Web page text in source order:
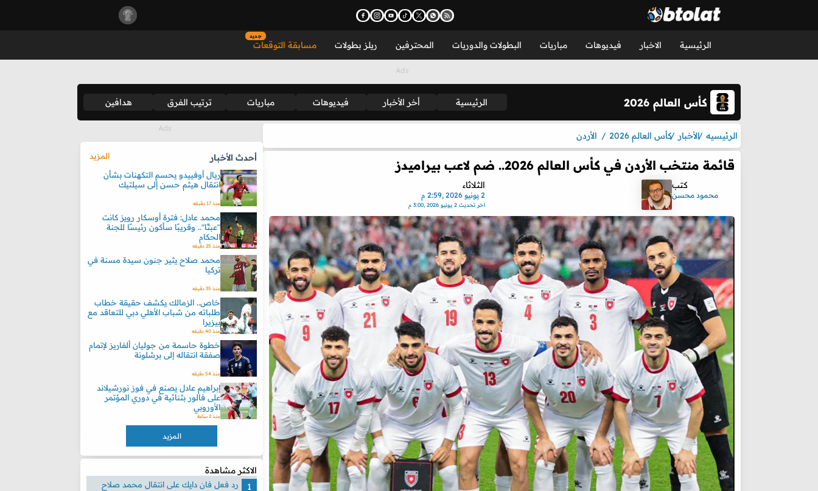
الرئيسية الاخبار فيديوهات مباريات البطولات والدوريات المحترفين ريلز بطولات مسابقة التوقعات
جديد
كأس العالم 2026 الرئيسية أخر الأخبار فيديوهات مباريات ترتيب الفرق هدافين
الرئيسيه الأخبار كأس العالم 2026 الأردن
قائمة منتخب الأردن في كأس العالم 2026.. ضم لاعب بيراميدز
كتب
محمود محسن
الثلاثاء
2 يونيو 2026 ,2:59 م
اخر تحديث 2 يونيو 2026 ,3:00 م
أحدث الأخبار
المزيد
ريال أوفييدو يحسم التكهنات بشأن
انتقال هيثم حسن إلى سيلتيك
منذ 17 دقيقه
محمد عادل: فترة أوسكار رويز كانت
"عبثًا".. وقريبًا سأكون رئيسًا للجنة
الحكام
منذ 25 دقيقه
محمد صلاح يثير جنون سيدة مسنة في
تركيا
منذ 35 دقيقه
خاص.. الزمالك يكشف حقيقة خطاب
طلباته من شباب الأهلي دبي للتعاقد مع
بيزيرا
منذ 40 دقيقه
خطوة حاسمة من جوليان ألفاريز لإتمام
صفقة انتقاله إلى برشلونة
منذ 54 دقيقه
إبراهيم عادل يصنع في فوز نورشيلاند
على فالور بثنائية في دوري المؤتمر
الأوروبي
منذ 2 ساعة
المزيد
الاكثر مشاهدة
رد فعل فان دايك على انتقال محمد صلاح